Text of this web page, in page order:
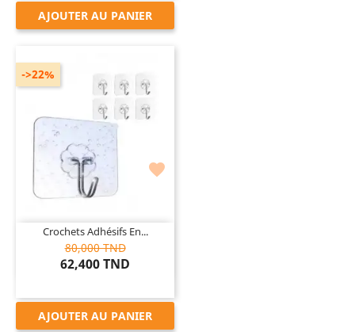
AJOUTER AU PANIER

Crochets Adhésifs En...
80,000 TND
62,400 TND
->22%
AJOUTER AU PANIER